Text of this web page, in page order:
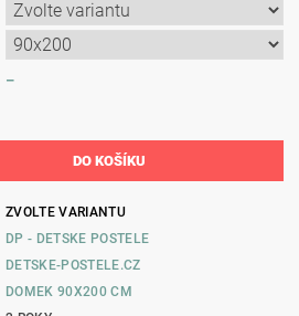
–
ZVOLTE VARIANTU
DP - DETSKE POSTELE
DETSKE-POSTELE.CZ
DOMEK 90X200 CM